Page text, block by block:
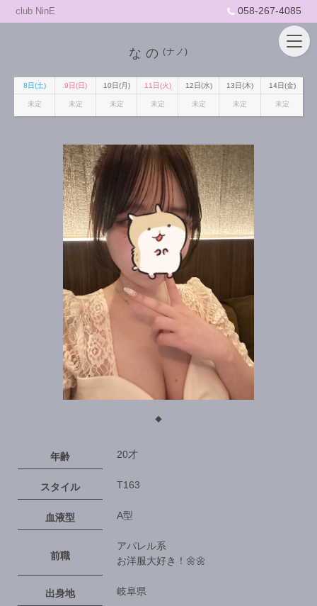
club NinE 058-267-4085
なの (ナノ)
8日(土) 9日(日) 10日(月) 11日(火) 12日(水) 13日(木) 14日(金)
未定 未定 未定 未定 未定 未定 未定
◆
年齢 20才
スタイル T163
血液型 A型
前職
アパレル系
お洋服大好き！🌼🌼
出身地 岐阜県